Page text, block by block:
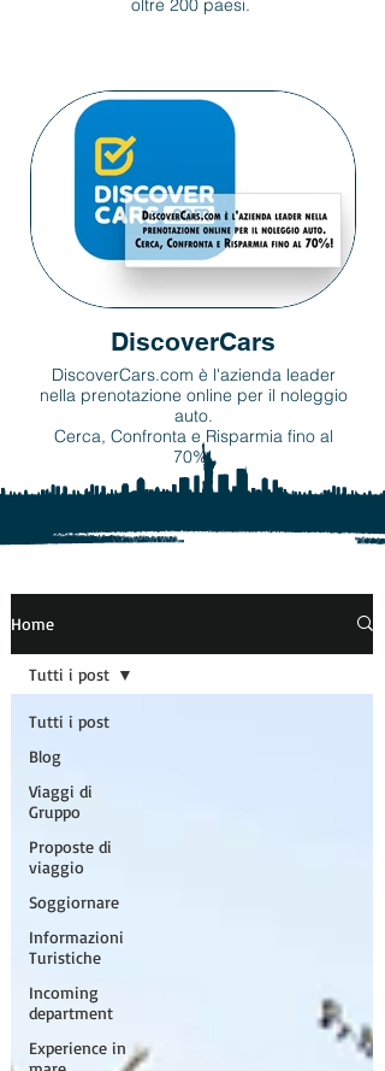
oltre 200 paesi.
DiscoverCars
DiscoverCars.com è l'azienda leader
nella prenotazione online per il noleggio
auto.
Cerca, Confronta e Risparmia fino al
70%!
Home
Tutti i post
Blog
Viaggi di
Gruppo
Proposte di
viaggio
Soggiornare
Informazioni
Turistiche
Incoming
department
Experience in
Tutti i post